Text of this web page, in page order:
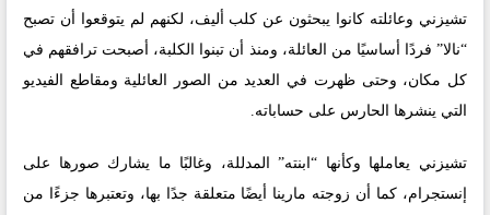
تشيزني وعائلته كانوا يبحثون عن كلب أليف، لكنهم لم يتوقعوا أن تصبح
“نالا” فردًا أساسيًا من العائلة، ومنذ أن تبنوا الكلبة، أصبحت ترافقهم في
كل مكان، وحتى ظهرت في العديد من الصور العائلية ومقاطع الفيديو
التي ينشرها الحارس على حساباته.
تشيزني يعاملها وكأنها “ابنته” المدللة، وغالبًا ما يشارك صورها على
إنستجرام، كما أن زوجته مارينا أيضًا متعلقة جدًا بها، وتعتبرها جزءًا من